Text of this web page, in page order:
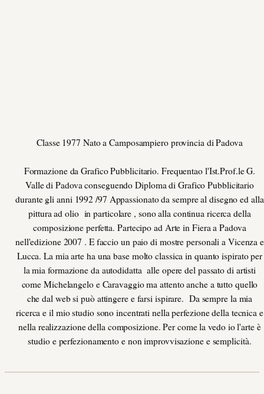
Classe 1977 Nato a Camposampiero provincia di Padova
Formazione da Grafico Pubblicitario. Frequentao l'Ist.Prof.le G.
Valle di Padova conseguendo Diploma di Grafico Pubblicitario
durante gli anni 1992 /97 Appassionato da sempre al disegno ed alla
pittura ad olio in particolare , sono alla continua ricerca della
composizione perfetta. Partecipo ad Arte in Fiera a Padova
nell'edizione 2007 . E faccio un paio di mostre personali a Vicenza e
Lucca. La mia arte ha una base molto classica in quanto ispirato per
la mia formazione da autodidatta alle opere del passato di artisti
come Michelangelo e Caravaggio ma attento anche a tutto quello
che dal web si può attingere e farsi ispirare. Da sempre la mia
ricerca e il mio studio sono incentrati nella perfezione della tecnica e
nella realizzazione della composizione. Per come la vedo io l'arte è
studio e perfezionamento e non improvvisazione e semplicità.